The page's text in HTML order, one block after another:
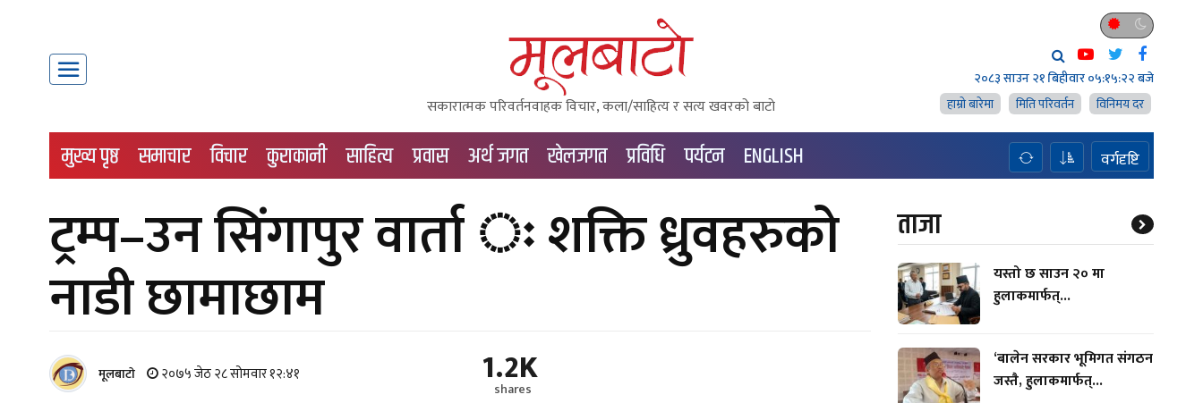
सकारात्मक परिवर्तनवाहक विचार, कला/साहित्य र सत्य खवरको बाटाे
२०८३ साउन २१ बिहीवार०५:१५:२३ बजे
हाम्राे बारेमा
मिति परिवर्तन विनिमय दर
मुख्य पृष्ठ समाचार विचार कुराकानी साहित्य प्रवास अर्थ जगत खेलजगत प्रविधि पर्यटन ENGLISH वर्गदृष्टि
ट्रम्प–उन सिंगापुर वार्ता ः शक्ति ध्रुवहरुको
नाडी छामाछाम
मूलबाटाे २०७५ जेठ २८ सोमवार १२:४१ 1.2K
shares
ताजा
यस्तो छ साउन २० मा
हुलाकमार्फत्...
‘बालेन सरकार भूमिगत संगठन
जस्तै, हुलाकमार्फत्...